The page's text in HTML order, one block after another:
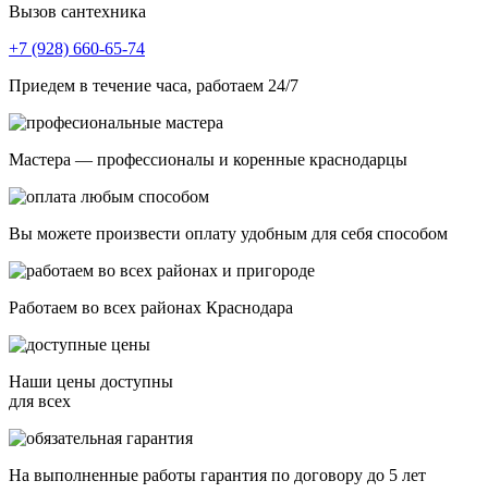
Вызов сантехника
+7 (928) 660-65-74
Приедем в течение часа, работаем 24/7
Мастера — профессионалы и коренные краснодарцы
Вы можете произвести оплату удобным для себя способом
Работаем во всех районах Краснодара
Наши цены доступны
для всех
На выполненные работы гарантия по договору до 5 лет